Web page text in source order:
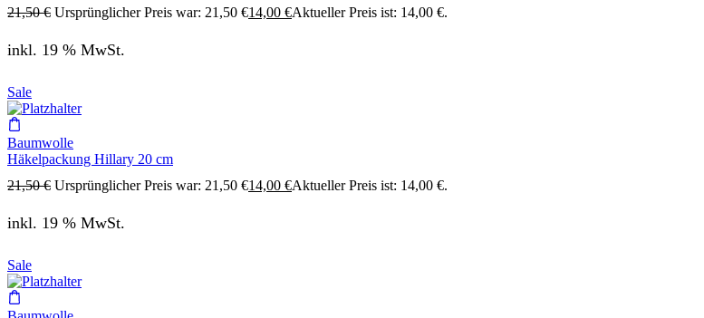
21,50€ Ursprünglicher Preis war: 21,50 €14,00 €Aktueller Preis ist: 14,00 €.
inkl. 19 % MwSt.
Sale
Baumwolle
Häkelpackung Hillary 20 cm
21,50€ Ursprünglicher Preis war: 21,50 €14,00 €Aktueller Preis ist: 14,00 €.
inkl. 19 % MwSt.
Sale